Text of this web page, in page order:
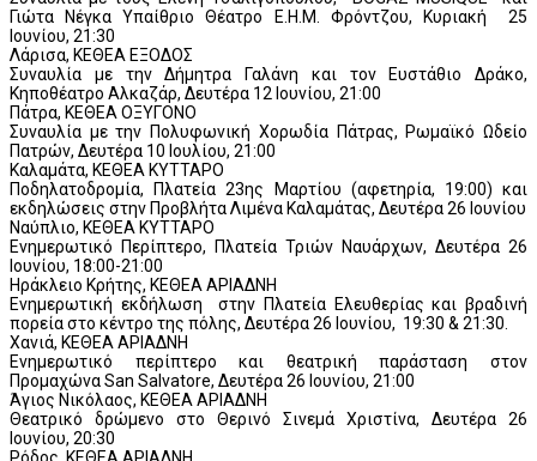
Γιώτα Νέγκα Υπαίθριο Θέατρο Ε.Η.Μ. Φρόντζου, Κυριακή 25
Ιουνίου, 21:30
Λάρισα, ΚΕΘΕΑ ΕΞΟΔΟΣ
Συναυλία με την Δήμητρα Γαλάνη και τον Ευστάθιο Δράκο,
Κηποθέατρο Αλκαζάρ, Δευτέρα 12 Ιουνίου, 21:00
Πάτρα, ΚΕΘΕΑ ΟΞΥΓΟΝΟ
Συναυλία με την Πολυφωνική Χορωδία Πάτρας, Ρωμαϊκό Ωδείο
Πατρών, Δευτέρα 10 Ιουλίου, 21:00
Καλαμάτα, ΚΕΘΕΑ ΚΥΤΤΑΡΟ
Ποδηλατοδρομία, Πλατεία 23ης Μαρτίου (αφετηρία, 19:00) και
εκδηλώσεις στην Προβλήτα Λιμένα Καλαμάτας, Δευτέρα 26 Ιουνίου
Ναύπλιο, ΚΕΘΕΑ ΚΥΤΤΑΡΟ
Ενημερωτικό Περίπτερο, Πλατεία Τριών Ναυάρχων, Δευτέρα 26
Ιουνίου, 18:00-21:00
Ηράκλειο Κρήτης, ΚΕΘΕΑ ΑΡΙΑΔΝΗ
Ενημερωτική εκδήλωση στην Πλατεία Ελευθερίας και βραδινή
πορεία στο κέντρο της πόλης, Δευτέρα 26 Ιουνίου, 19:30 & 21:30.
Χανιά, ΚΕΘΕΑ ΑΡΙΑΔΝΗ
Ενημερωτικό περίπτερο και θεατρική παράσταση στον
Προμαχώνα San Salvatore, Δευτέρα 26 Ιουνίου, 21:00
Άγιος Νικόλαος, ΚΕΘΕΑ ΑΡΙΑΔΝΗ
Θεατρικό δρώμενο στο Θερινό Σινεμά Χριστίνα, Δευτέρα 26
Ιουνίου, 20:30
Ρόδος, ΚΕΘΕΑ ΑΡΙΑΔΝΗ